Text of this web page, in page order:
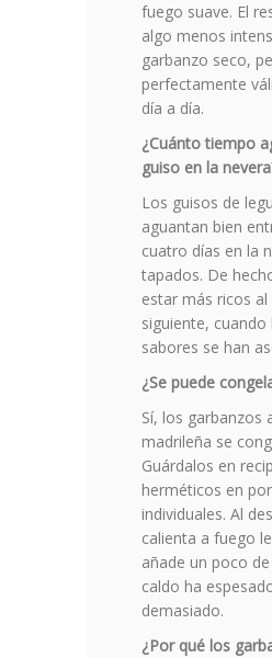
fuego suave. El
algo menos
garbanzo seco,
perfectamente
día a día.
¿Cuánto tiempo
guiso en la
Los guisos de
aguantan bien
cuatro días en la
tapados. De
estar más ricos al
siguiente, cuando
sabores se han
¿Se puede
Sí, los garbanzos
madrileña se
Guárdalos en
herméticos en
individuales. Al
calienta a fuego
añade un poco
caldo ha
demasiado.
¿Por qué los